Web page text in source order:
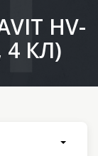
HV-
4 КЛ)